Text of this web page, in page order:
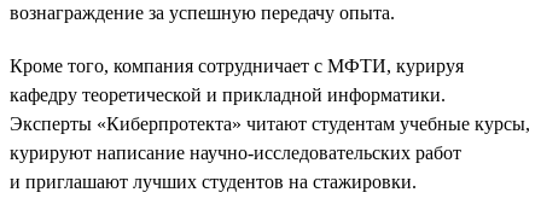
вознаграждение за успешную передачу опыта.
Кроме того, компания сотрудничает с МФТИ, курируя
кафедру теоретической и прикладной информатики.
Эксперты «Киберпротекта» читают студентам учебные курсы,
курируют написание научно-исследовательских работ
и приглашают лучших студентов на стажировки.